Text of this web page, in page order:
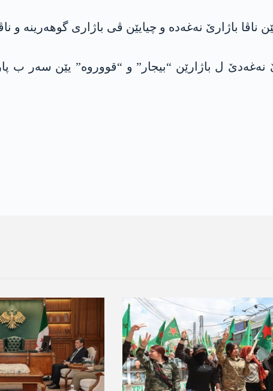
ناڤا باژارێ نەغەدە و چیایێن ڤی باژاری گوهەرینە و
نەغەدێ ل باژارێن “بیجار” و “قووروە” یێن سەر